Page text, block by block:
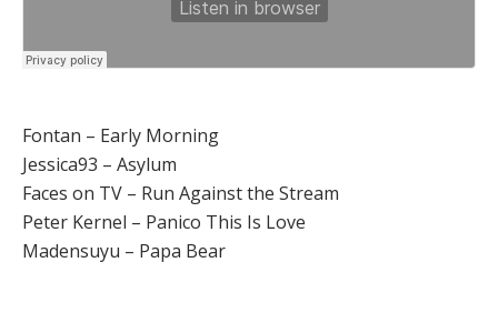
Fontan – Early Morning
Jessica93 – Asylum
Faces on TV – Run Against the Stream
Peter Kernel – Panico This Is Love
Madensuyu – Papa Bear